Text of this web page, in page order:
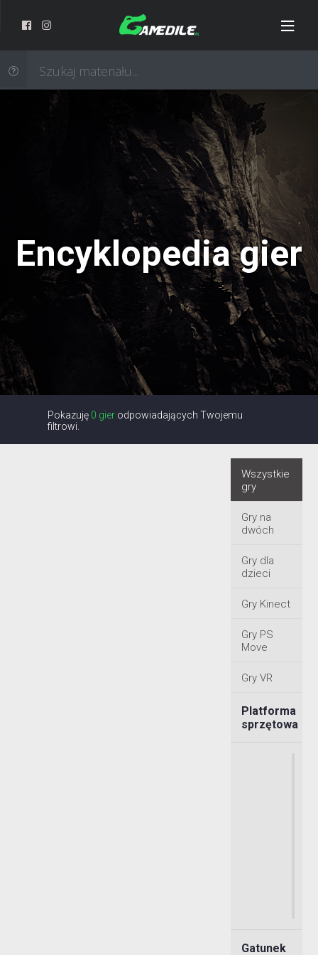
Encyklopedia gier
Pokazuję 0 gier odpowiadających Twojemu
filtrowi.
Wszystkie
gry
Gry na
dwóch
Gry dla
dzieci
Gry Kinect
Gry PS
Move
Gry VR
Platforma
sprzętowa
Gatunek